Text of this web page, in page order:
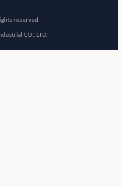
reserved
CO., LTD.